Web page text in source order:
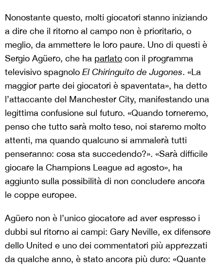
Nonostante questo, molti giocatori stanno iniziando
a dire che il ritorno al campo non è prioritario, o
meglio, da ammettere le loro paure. Uno di questi è
Sergio Agüero, che ha parlato con il programma
televisivo spagnolo El Chiringuito de Jugones. «La
maggior parte dei giocatori è spaventata», ha detto
l’attaccante del Manchester City, manifestando una
legittima confusione sul futuro. «Quando torneremo,
penso che tutto sarà molto teso, noi staremo molto
attenti, ma quando qualcuno si ammalerà tutti
penseranno: cosa sta succedendo?». «Sarà difficile
giocare la Champions League ad agosto», ha
aggiunto sulla possibilità di non concludere ancora
le coppe europee.
Agüero non è l’unico giocatore ad aver espresso i
dubbi sul ritorno ai campi: Gary Neville, ex difensore
dello United e uno dei commentatori più apprezzati
da qualche anno, è stato ancora più duro: «Quante